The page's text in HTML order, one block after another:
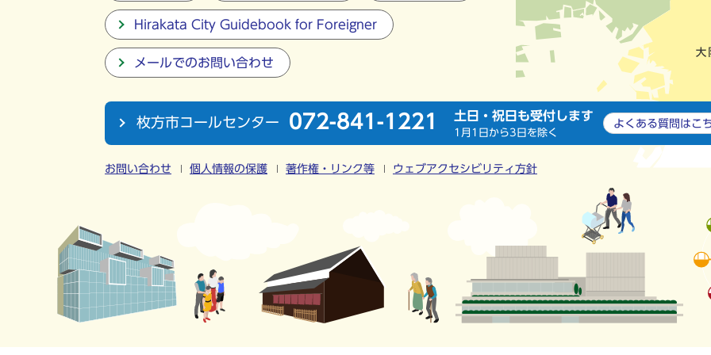
Hirakata City Guidebook for Foreigner
メールでのお問い合わせ
枚方市コールセンター 072-841-1221 土日・祝日も受付します
1月1日から3日を除く
よくある質問は こ
お問い合わせ 個人情報の保護 著作権・リンク等 ウェブアクセシビリティ方針